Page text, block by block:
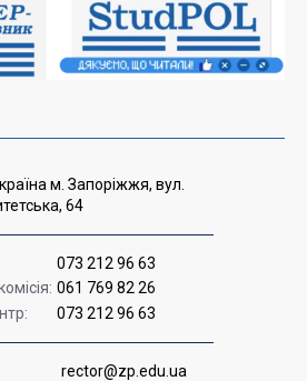
України
м. Запоріжжя, вул.
64
073 212 96 63
061 769 82 26
073 212 96 63
rector@zp.edu.ua